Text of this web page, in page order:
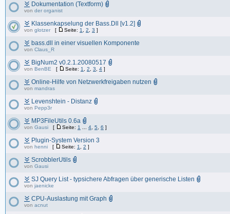
Dokumentation (Textform)
von der organist
Klassenkapselung der Bass.Dll [v1.2]
von glotzer [ Seite: 1 2 3 ]
bass.dll in einer visuellen Komponente
von Claus_R
BigNum2 v0.2.1.20080517
von BenBE [ Seite: 1 2 3 4 ]
Online-Hilfe von Netzwerkfreigaben nutzen
von mandras
Levenshtein - Distanz
von Pepp3r
MP3FileUtils 0.6a
von Gausi [ Seite: 1 4 5 6 ]
Plugin-System Version 3
von henni [ Seite: 1 2 ]
ScrobblerUtils
von Gausi
SJ Query List - typsichere Abfragen über generische Listen
von jaenicke
CPU-Auslastung mit Graph
von acnut